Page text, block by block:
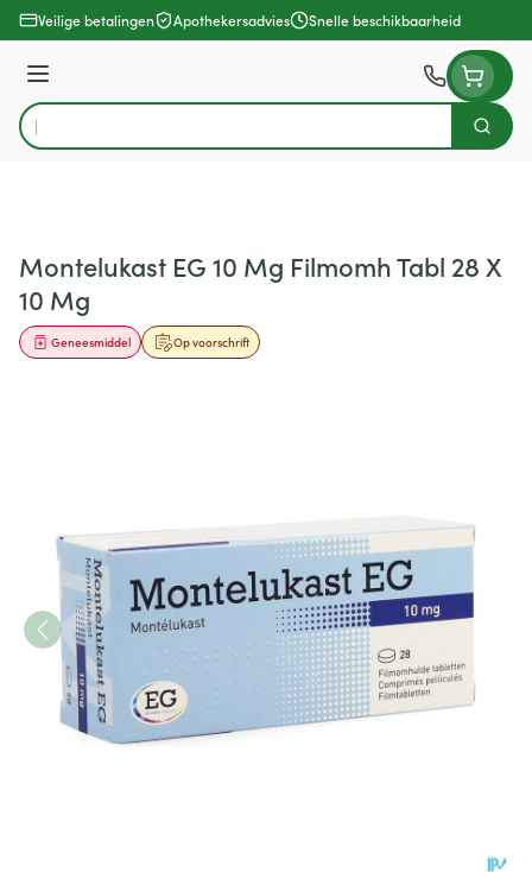
Ga naar de inhoud
Veilige betalingen Apothekersadvies Snelle beschikbaarheid
Menu
Product, merk, categorie...
Zoek
Montelukast EG 10 Mg Filmomh Tabl 28 X
10 Mg
Op voorschrift
Geneesmiddel